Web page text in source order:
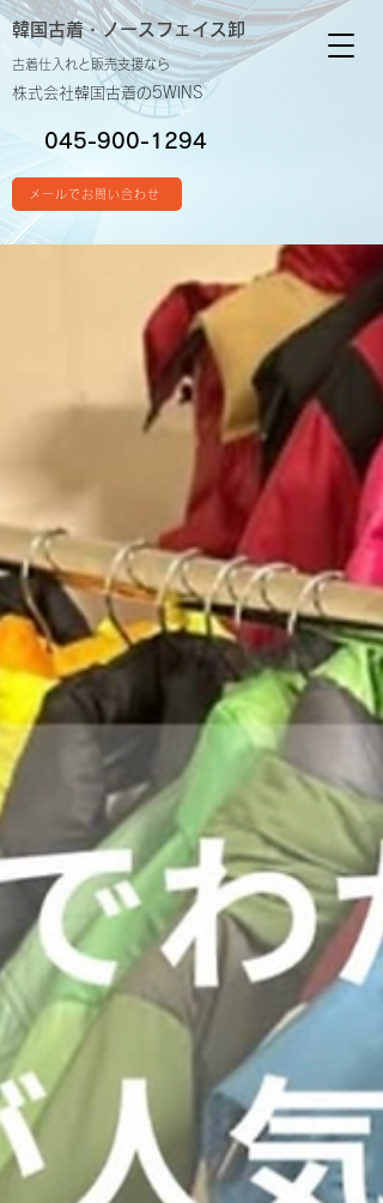
韓国古着・ ノースフェイス卸
古着仕入れと販売支援なら
株式会社韓国古着の5WINS
045-900-1294
メールでお問い合わせ